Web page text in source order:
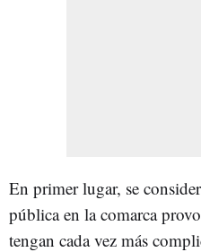
En primer lugar, se
pública en la comarca
tengan cada vez más